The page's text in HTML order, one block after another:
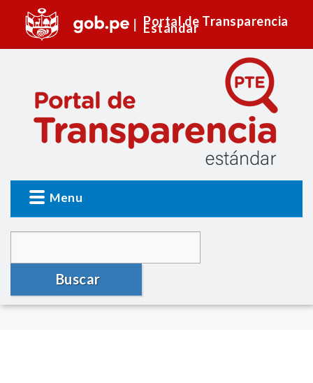
Portal de Transparencia
Estándar
Menu
Buscar